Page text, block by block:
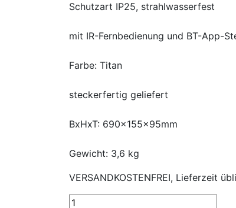
Schutzart IP25, strahlwasserfest
mit IR-Fernbedienung und BT-App-
Farbe: Titan
steckerfertig geliefert
BxHxT: 690x155x95mm
Gewicht: 3,6 kg
VERSANDKOSTENFREI, Lieferzeit
Infrarot-